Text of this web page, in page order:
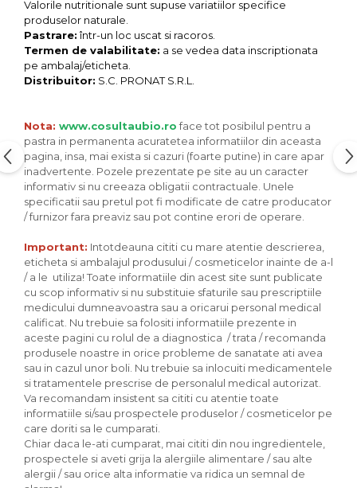
Mixuri, condimente si mirodenii
Mixuri
Condimente
Pesto Bio
Semipreparate
Specialitati si produse asiatice
Valorile nutritionale sunt supuse variatiilor specifice
produselor naturale.
Pastrare: într-un loc uscat si racoros.
Termen de valabilitate: a se vedea data inscriptionata
pe ambalaj/eticheta.
Distribuitor: S.C. PRONAT S.R.L.
Nota: www.cosultaubio.roface tot posibilul pentru a
pastra in permanenta acuratetea informatiilor din aceasta
pagina, insa, mai exista si cazuri (foarte putine) in care apar
inadvertente. Pozele prezentate pe site au un caracter
informativ si nu creeaza obligatii contractuale. Unele
specificatii sau pretul pot fi modificate de catre producator
/ furnizor fara preaviz sau pot contine erori de operare.
Important: Intotdeauna cititi cu mare atentie descrierea,
eticheta si ambalajul produsului / cosmeticelor inainte de a-l
/ a le utiliza! Toate informatiile din acest site sunt publicate
cu scop informativ si nu substituie sfaturile sau prescriptiile
medicului dumneavoastra sau a oricarui personal medical
calificat. Nu trebuie sa folositi informatiile prezente in
aceste pagini cu rolul de a diagnostica / trata / recomanda
produsele noastre in orice probleme de sanatate ati avea
sau in cazul unor boli. Nu trebuie sa inlocuiti medicamentele
si tratamentele prescrise de personalul medical autorizat.
Va recomandam insistent sa cititi cu atentie toate
informatiile si/sau prospectele produselor / cosmeticelor pe
care doriti sa le cumparati.
Chiar daca le-ati cumparat, mai cititi din nou ingredientele,
prospectele si aveti grija la alergiile alimentare / sau alte
alergii / sau orice alta informatie va ridica un semnal de